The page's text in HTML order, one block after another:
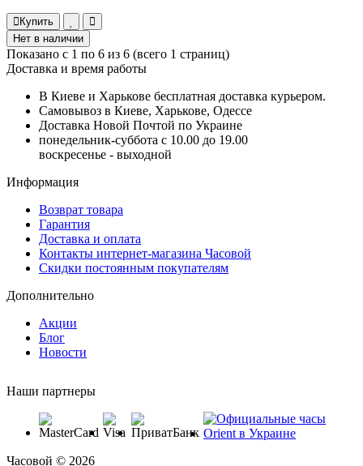
Купить
Нет в наличии
Показано с 1 по 6 из 6 (всего 1 страниц)
Доставка и время работы
В Киеве и Харькове бесплатная доставка курьером.
Самовывоз в Киеве, Харькове, Одессе
Доставка Новой Почтой по Украине
понедельник-суббота с 10.00 до 19.00
воскресенье - выходной
Информация
Возврат товара
Гарантия
Доставка и оплата
Контакты интернет-магазина Часовой
Скидки постоянным покупателям
Дополнительно
Акции
Блог
Новости
Наши партнеры
Часовой © 2026